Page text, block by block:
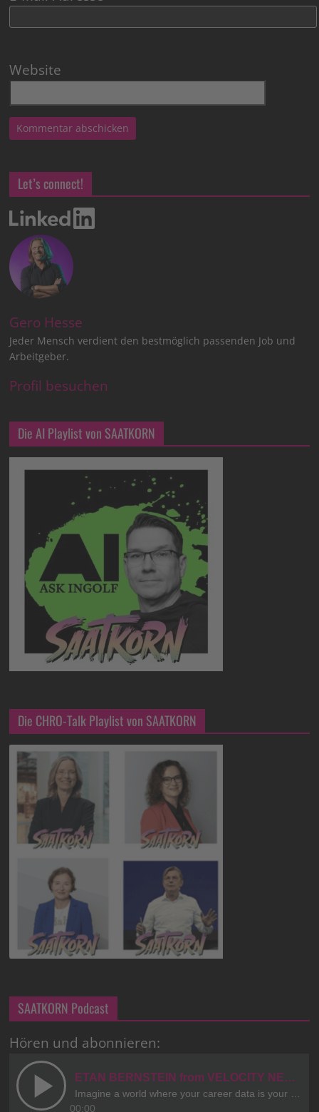
Website
Let’s connect!
Gero Hesse
Jeder Mensch verdient den bestmöglich passenden Job und
Arbeitgeber.
Profil besuchen
Die AI Playlist von SAATKORN
Die CHRO-Talk Playlist von SAATKORN
SAATKORN Podcast
Hören und abonnieren: